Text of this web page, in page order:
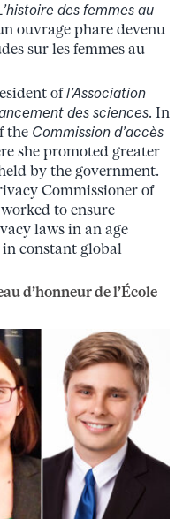
des femmes au
ouvrage phare devenu
sur les femmes au
ofl’Association
des sciences. In
the Commission d’accès
she promoted greater
by the government.
Commissioner of
to ensure
laws in an age
constant global
d’honneur de l’École